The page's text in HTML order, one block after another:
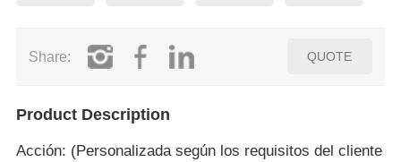
Share: QUOTE
Product Description
Acción: (Personalizada según los requisitos del cliente